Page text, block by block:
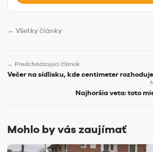
← Všetky články
← Predchádzajúci článok
Večer na sídlisku, kde centimeter rozhoduje
Najhoršia veta: toto
Mohlo by vás zaujímať